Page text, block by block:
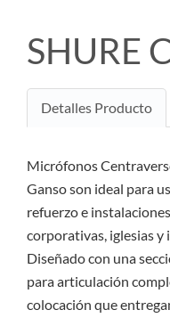
SHURE
Detalles Producto
Micrófonos
Ganso son ideal para
refuerzo e
corporativas, iglesias
Diseñado con una
para articulación
colocación que